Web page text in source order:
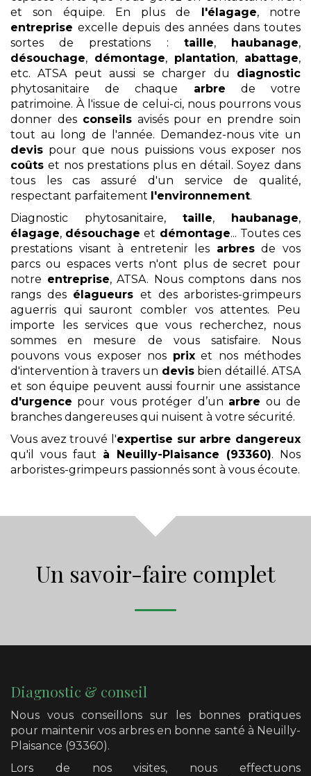
et son équipe. En plus de l'élagage, notre
entreprise excelle depuis des années dans toutes
sortes de prestations : taille, haubanage,
désouchage, démontage, plantation, abattage,
etc. ATSA peut aussi se charger du diagnostic
phytosanitaire de chaque arbre de votre
patrimoine. À l'issue de celui-ci, nous pourrons vous
donner des conseilsavisés pour en prendre soin
tout au long de l'année. Demandez-nous vite un
devis pour que nous puissions vous exposer nos
coûts et nos prestations plus en détail. Soyez dans
tous les cas assuré d'un service de qualité,
respectant parfaitement l'environnement.
Diagnostic phytosanitaire, taille, haubanage,
élagage, désouchage et démontage... Toutes ces
prestations visant à entretenir les arbresde vos
parcs ou espaces verts n'ont plus de secret pour
notre entreprise, ATSA. Nous comptons dans nos
rangs des élagueurs et des arboristes-grimpeurs
aguerris qui sauront combler vos attentes. Peu
importe les services que vous recherchez, nous
sommes en mesure de vous satisfaire. Nous
pouvons vous exposer nos prixet nos méthodes
d'intervention à travers un devisbien détaillé. ATSA
et son équipe peuvent aussi fournir une assistance
d'urgence pour vous protéger d’un arbre ou de
branches dangereuses qui nuisent à votre sécurité.
Vous avez trouvé l'expertise sur arbre dangereux
qu'il vous faut à Neuilly-Plaisance (93360). Nos
arboristes-grimpeurs passionnés sont à vous écoute.
Un savoir-faire complet
Diagnostic & conseil
Nous vous conseillons sur les bonnes pratiques
pour maintenir vos arbres en bonne santé à Neuilly-
Plaisance (93360).
Lors de nos visites, nous effectuons